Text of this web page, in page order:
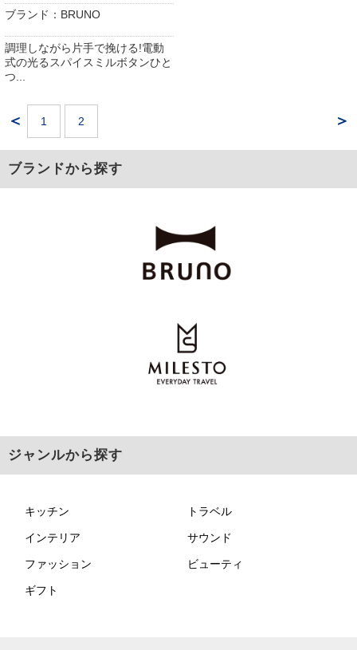
ブランド：BRUNO
調理しながら片手で挽ける!電動
式の光るスパイスミルボタンひと
つ...
1 2
＜ ＞
ブランドから探す
ジャンルから探す
キッチン トラベル
インテリア サウンド
ファッション ビューティ
ギフト